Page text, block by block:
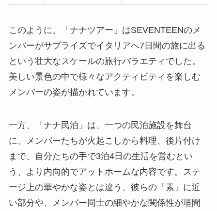
このように、「ナナツアー」はSEVENTEENのメ
ンバーがサプライズでイタリアへ7日間の旅に出る
という壮大なスケールの旅行バラエティでした。
美しい景色の中で様々なアクティビティを楽しむ
メンバーの姿が描かれています。
一方、「ナナ民泊」は、一つの民泊施設を舞台
に、メンバーたちが火起こしから料理、後片付け
まで、自分たちの手で3泊4日の生活を営むとい
う、より内向的でアットホームな内容です。ステ
ージ上の華やかな姿とは違う、彼らの「素」に近
い部分や、メンバー同士の細やかな関係性が垣間